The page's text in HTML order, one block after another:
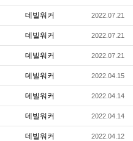
데빌워커 2022.07.21
데빌워커 2022.07.21
데빌워커 2022.07.21
데빌워커 2022.04.15
데빌워커 2022.04.14
데빌워커 2022.04.14
데빌워커 2022.04.12